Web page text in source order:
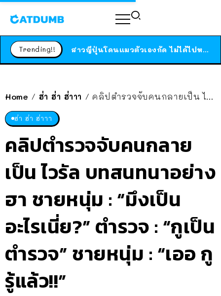
Trending!! ได้เวลาเด็กหนวดรวมตัว RF Online Next เปิดให้เล่นแล้ว เกม Sci-Fi MMORPG ระดับตำนาน เล่นได้ทั้งมือถือและ PC
Home / ฮ่า ฮ่า ฮ่าาา / คลิปตำรวจจับคนกลายเป็น ไวรัล บทสนทนาอย่างฮา ชายหนุ่ม : “มึงเป็นอะไรเนี่ย?” ตำรวจ : “กูเป็นตำรวจ” ชายหนุ่ม : “เออ กูรู้แล้ว!!”
ฮ่า ฮ่า ฮ่าาา
คลิปตำรวจจับคนกลาย
เป็น ไวรัล บทสนทนาอย่าง
ฮา ชายหนุ่ม : “มึงเป็น
อะไรเนี่ย?” ตำรวจ : “กูเป็น
ตำรวจ” ชายหนุ่ม : “เออ กู
รู้แล้ว!!”